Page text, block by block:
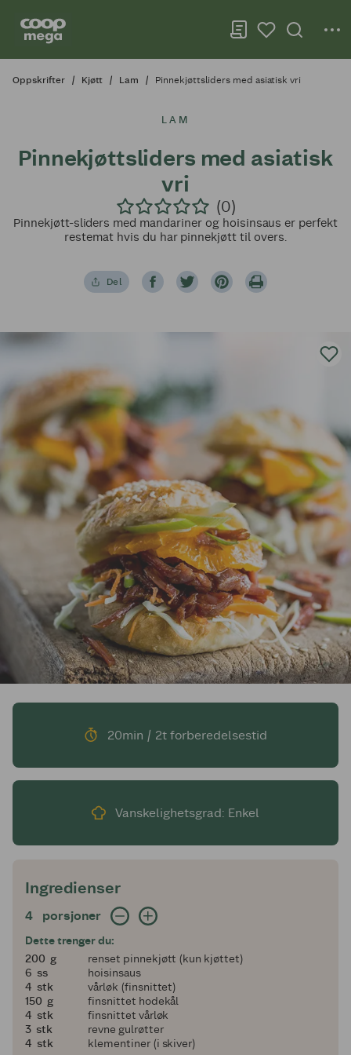
Oppskrifter Kjøtt Lam Pinnekjøttsliders med asiatisk vri
LAM
Pinnekjøttsliders med asiatisk
vri
(0)
Pinnekjøtt-sliders med mandariner og hoisinsaus er perfekt
restemat hvis du har pinnekjøtt til overs.
Del
20min / 2t forberedelsestid
Vanskelighetsgrad: Enkel
Ingredienser
4 porsjoner
4 porsjoner
Dette trenger du:
200
200 g
renset pinnekjøtt (kun kjøttet)
6
6 ss
hoisinsaus
4
4 stk
vårløk (finsnittet)
150
150 g
finsnittet hodekål
4
4 stk
finsnittet vårløk
3
3 stk
revne gulrøtter
4
4 stk
klementiner (i skiver)